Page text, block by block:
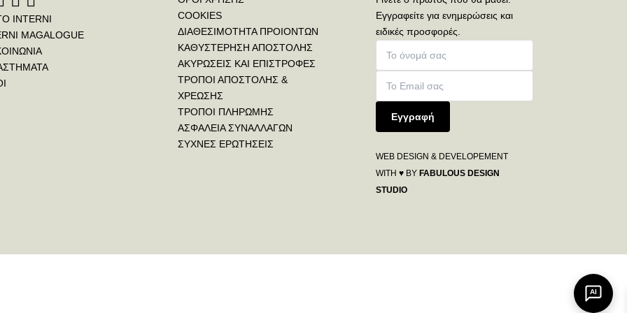
INTERNI
MAGALOGUE
COOKIES
ΔΙΑΘΕΣΙΜΟΤΗΤΑ ΠΡΟΙΟΝΤΩΝ
ΚΑΘΥΣΤΕΡΗΣΗ ΑΠΟΣΤΟΛΗΣ
ΑΚΥΡΩΣΕΙΣ ΚΑΙ ΕΠΙΣΤΡΟΦΕΣ
ΤΡΟΠΟΙ ΑΠΟΣΤΟΛΗΣ &
ΧΡΕΩΣΗΣ
ΤΡΟΠΟΙ ΠΛΗΡΩΜΗΣ
ΑΣΦΑΛΕΙΑ ΣΥΝΑΛΛΑΓΩΝ
ΣΥΧΝΕΣ ΕΡΩΤΗΣΕΙΣ
Εγγραφείτε για ενημερώσεις και
ειδικές προσφορές.
Εγγραφή
WEB DESIGN & DEVELOPEMENT
WITH ♥ BY FABULOUS DESIGN
STUDIO
AI